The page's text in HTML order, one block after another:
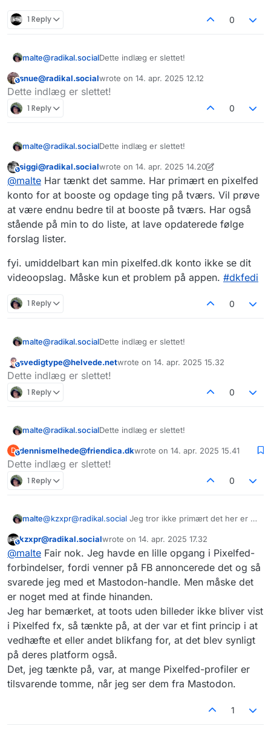
1 Reply 0
malte@radikal.socialDette indlæg er slettet!
This user is from outside of this forum
snue@radikal.socialwrote on 14. apr. 2025 12.12
sidst redigeret af
Dette indlæg er slettet!
1 Reply 0
malte@radikal.socialDette indlæg er slettet!
This user is from outside of this forum
siggi@radikal.socialwrote on 14. apr. 2025 14.20
sidst redigeret af siggi@radikal.social
@malte Har tænkt det samme. Har primært en pixelfed
konto for at booste og opdage ting på tværs. Vil prøve
at være endnu bedre til at booste på tværs. Har også
stående på min to do liste, at lave opdaterede følge
forslag lister.
fyi. umiddelbart kan min pixelfed.dk konto ikke se dit
videoopslag. Måske kun et problem på appen. #dkfedi
1 Reply 0
malte@radikal.socialDette indlæg er slettet!
This user is from outside of this forum
svedigtype@helvede.netwrote on 14. apr. 2025 15.32
sidst redigeret af
Dette indlæg er slettet!
1 Reply 0
malte@radikal.socialDette indlæg er slettet!
DThis user is from outside of this forum
dennismelhede@friendica.dkwrote on 14. apr. 2025 15.41
sidst redigeret af
Dette indlæg er slettet!
1 Reply 0
malte@kzxpr@radikal.social Jeg tror ikke primært det her er et
det jeg havde lyst til at diskutere.
This user is from outside of this forum
kzxpr@radikal.socialwrote on 14. apr. 2025 17.32
sidst redigeret af
@malte Fair nok. Jeg havde en lille opgang i Pixelfed-
forbindelser, fordi venner på FB annoncerede det og så
svarede jeg med et Mastodon-handle. Men måske det
er noget med at finde hinanden.
Jeg har bemærket, at toots uden billeder ikke bliver vist
i Pixelfed fx, så tænkte på, at der var et fint princip i at
vedhæfte et eller andet blikfang for, at det blev synligt
på deres platform også.
Det, jeg tænkte på, var, at mange Pixelfed-profiler er
tilsvarende tomme, når jeg ser dem fra Mastodon.
1